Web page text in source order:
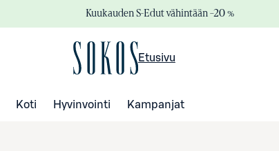
Kuukauden S-Edut vähintään –20 %
Etusivu
Koti Hyvinvointi Kampanjat